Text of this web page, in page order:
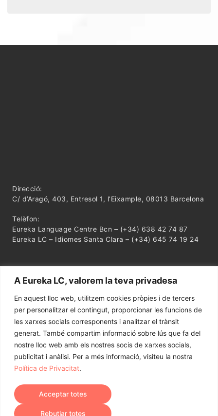
A Eureka LC, valorem la teva privadesa
En aquest lloc web, utilitzem cookies pròpies i de tercers
per personalitzar el contingut, proporcionar les funcions de
les xarxes socials corresponents i analitzar el trànsit
generat. També compartim informació sobre lús que fa del
nostre lloc web amb els nostres socis de xarxes socials,
publicitat i anàlisi. Per a més informació, visiteu la nostra
Política de Privacitat.
Acceptar totes
Rebutjar totes
Direcció:
C/ d’Aragó, 403, Entresol 1, l’Eixample, 08013 Barcelona
Telèfon:
Eureka Language Centre Bcn – (+34) 638 42 74 87
Eureka LC – Idiomes Santa Clara – (+34) 645 74 19 24
Avís Legal ●Política de Privacitat
Contacte